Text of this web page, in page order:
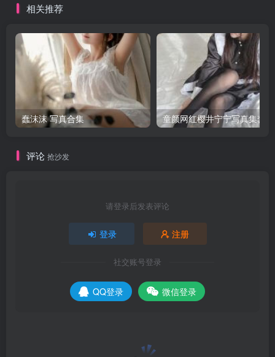
相关推荐
蠢沫沫 写真合集 童颜网红樱井宁宁写真集套图
评论 抢沙发
请登录后发表评论
登录 注册
社交账号登录
QQ登录 微信登录